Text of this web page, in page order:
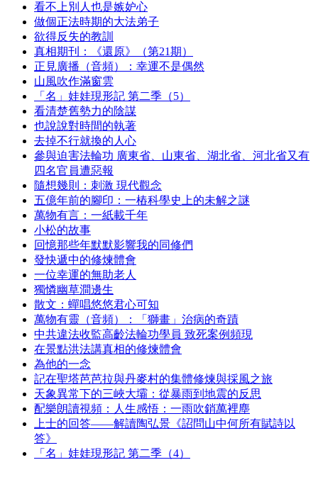
看不上別人也是嫉妒心
做個正法時期的大法弟子
欲得反失的教訓
真相期刊：《還原》（第21期）
正見廣播（音頻）：幸運不是偶然
山風吹作滿窗雲
「名」娃娃現形記 第二季（5）
看清楚舊勢力的陰謀
也說說對時間的執著
去掉不行就換的人心
參與迫害法輪功 廣東省、山東省、湖北省、河北省又有
四名官員遭惡報
隨想幾則：刺激 現代觀念
五億年前的腳印：一樁科學史上的未解之謎
萬物有言：一紙載千年
小松的故事
回憶那些年默默影響我的同修們
發快遞中的修煉體會
一位幸運的無助老人
獨憐幽草澗邊生
散文：蟬唱悠悠君心可知
萬物有靈（音頻）：「獅畫」治病的奇蹟
中共違法收監高齡法輪功學員 致死案例頻現
在景點洪法講真相的修煉體會
為他的一念
記在聖塔芭芭拉與丹麥村的集體修煉與採風之旅
天象異常下的三峽大壩：從暴雨到地震的反思
配樂朗讀視頻：人生感悟：一雨吹銷萬裡塵
上士的回答——解讀陶弘景《詔問山中何所有賦詩以
答》
「名」娃娃現形記 第二季（4）